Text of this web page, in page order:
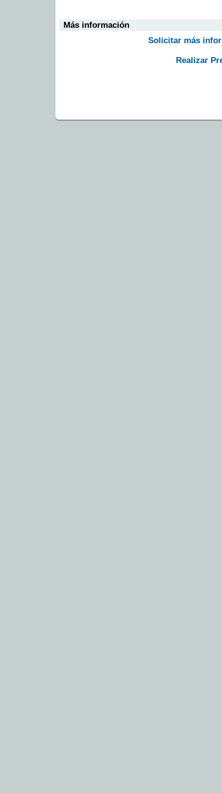
Más información
Solicitar más
Realizar